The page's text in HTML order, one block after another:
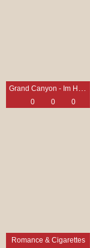
0 0 0
Romance & Cigarettes